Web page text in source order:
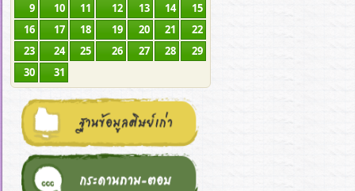
9
10 11 12 13 14
15
16
17 18 19 20 21
22
23
24 25 26 27 28
29
30
31